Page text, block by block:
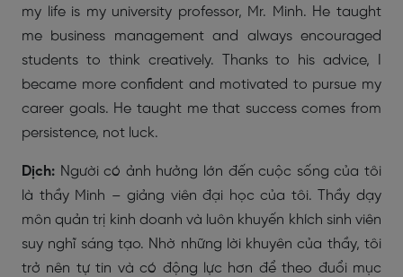
my life is my university professor, Mr. Minh. He taught
me business management and always encouraged
students to think creatively. Thanks to his advice, I
became more confident and motivated to pursue my
career goals. He taught me that success comes from
persistence, not luck.
Dịch: Người có ảnh hưởng lớn đến cuộc sống của tôi
là thầy Minh – giảng viên đại học của tôi. Thầy dạy
môn quản trị kinh doanh và luôn khuyến khích sinh viên
suy nghĩ sáng tạo. Nhờ những lời khuyên của thầy, tôi
trở nên tự tin và có động lực hơn để theo đuổi mục